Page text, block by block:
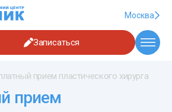
Москва
Записаться
прием пластического хирурга